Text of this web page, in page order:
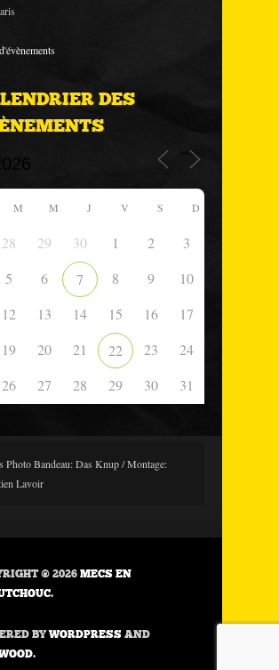
DES
M M J V S D
28 29 30 1 2
3
5 6 7 8 9
10
12 13 14 15 16
17
19 20 21 22 23
24
26 27 28 29 30 31
Photo Bandeau: Das Knup / Montage:
Lavoir
© 2026 MECS EN
.
BYWORDPRESS AND
.